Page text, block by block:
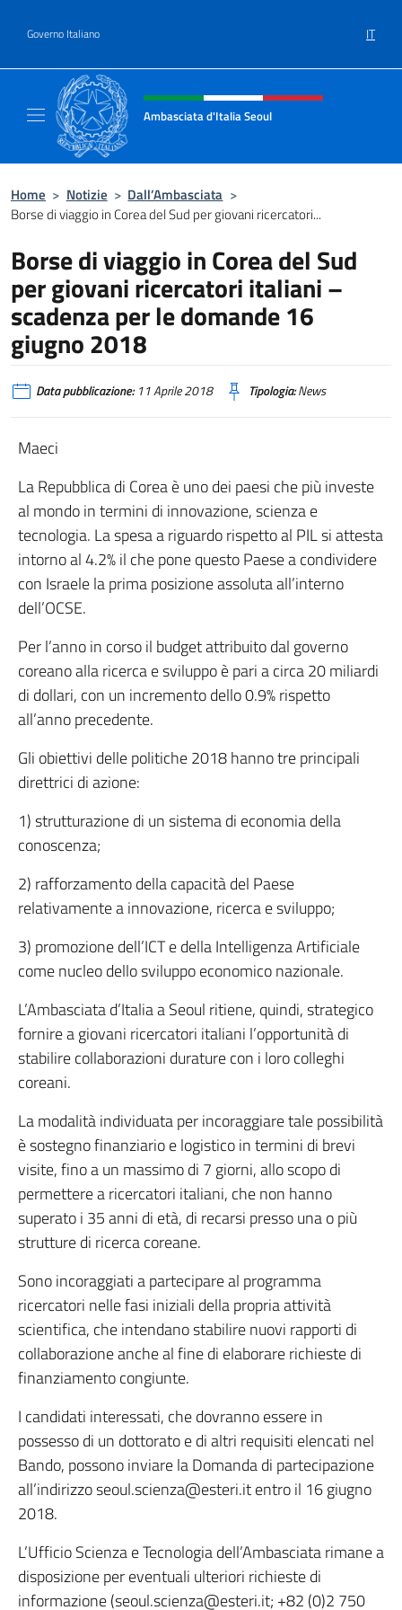
Governo Italiano IT
Intestazione sito, social e menù
Ambasciata d'Italia Seoul
Home > Notizie > Dall’Ambasciata >
Borse di viaggio in Corea del Sud per giovani ricercatori...
Borse di viaggio in Corea del Sud
per giovani ricercatori italiani –
scadenza per le domande 16
giugno 2018
Data pubblicazione:11 Aprile 2018 Tipologia:News
Maeci
La Repubblica di Corea è uno dei paesi che più investe
al mondo in termini di innovazione, scienza e
tecnologia. La spesa a riguardo rispetto al PIL si attesta
intorno al 4.2% il che pone questo Paese a condividere
con Israele la prima posizione assoluta all’interno
dell’OCSE.
Per l’anno in corso il budget attribuito dal governo
coreano alla ricerca e sviluppo è pari a circa 20 miliardi
di dollari, con un incremento dello 0.9% rispetto
all’anno precedente.
Gli obiettivi delle politiche 2018 hanno tre principali
direttrici di azione:
1) strutturazione di un sistema di economia della
conoscenza;
2) rafforzamento della capacità del Paese
relativamente a innovazione, ricerca e sviluppo;
3) promozione dell’ICT e della Intelligenza Artificiale
come nucleo dello sviluppo economico nazionale.
L’Ambasciata d’Italia a Seoul ritiene, quindi, strategico
fornire a giovani ricercatori italiani l’opportunità di
stabilire collaborazioni durature con i loro colleghi
coreani.
La modalità individuata per incoraggiare tale possibilità
è sostegno finanziario e logistico in termini di brevi
visite, fino a un massimo di 7 giorni, allo scopo di
permettere a ricercatori italiani, che non hanno
superato i 35 anni di età, di recarsi presso una o più
strutture di ricerca coreane.
Sono incoraggiati a partecipare al programma
ricercatori nelle fasi iniziali della propria attività
scientifica, che intendano stabilire nuovi rapporti di
collaborazione anche al fine di elaborare richieste di
finanziamento congiunte.
I candidati interessati, che dovranno essere in
possesso di un dottorato e di altri requisiti elencati nel
Bando, possono inviare la Domanda di partecipazione
all’indirizzo seoul.scienza@esteri.it entro il 16 giugno
2018.
L’Ufficio Scienza e Tecnologia dell’Ambasciata rimane a
disposizione per eventuali ulteriori richieste di
informazione (seoul.scienza@esteri.it; +82 (0)2 750